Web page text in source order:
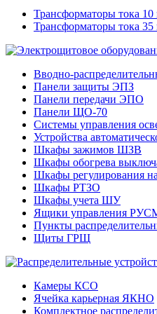
Трансформаторы тока 10
Трансформаторы тока 35
Вводно-
Панели защиты ЭПЗ
Панели передачи ЭПО
Панели ЩО-70
Системы управления
Устройства
Шкафы зажимов ШЗВ
Шкафы обогрева
Шкафы регулирования
Шкафы РТЗО
Шкафы учета ШУ
Ящики управления
Пункты
Щиты ГРЩ
Камеры КСО
Ячейка карьерная ЯКНО
Комплектное